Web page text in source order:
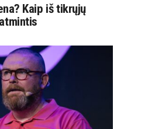
Kaip iš tikrųjų